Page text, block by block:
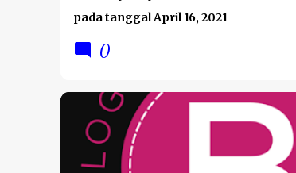
pada tanggalApril 16, 2021
0
BPNRAMADAN2021 PERJALANAN HATI